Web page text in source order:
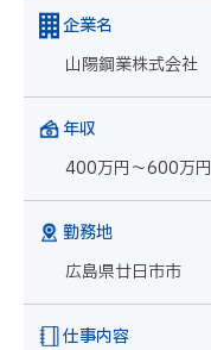
企業名
山陽鋼業株式会社
年収
400万円～600万円
勤務地
広島県廿日市市
仕事内容